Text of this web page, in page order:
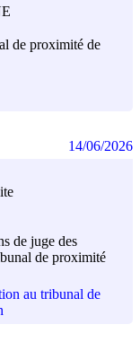
de proximité de
de juge des
de proximité
au tribunal de
14/06/2026